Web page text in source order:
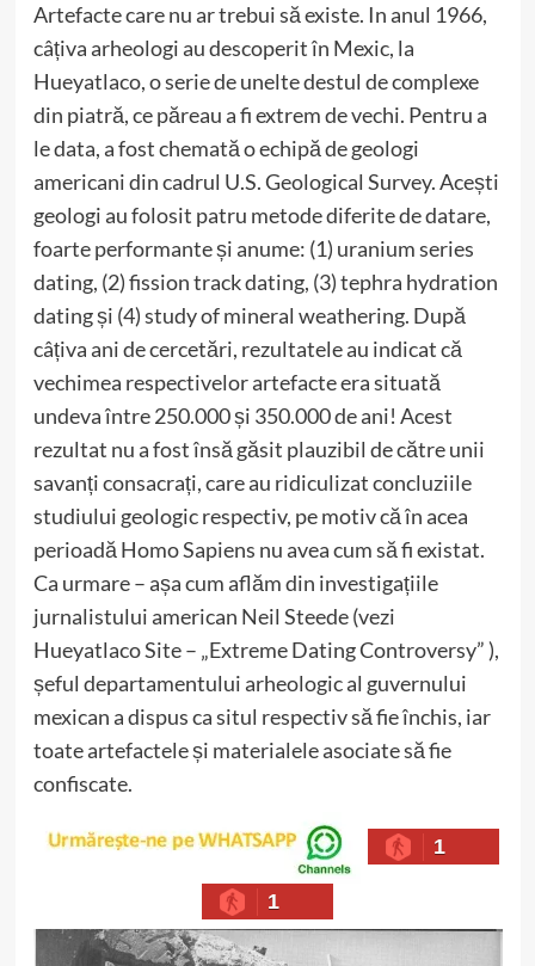
Artefacte care nu ar trebui să existe. In anul 1966,
câțiva arheologi au descoperit în Mexic, la
Hueyatlaco, o serie de unelte destul de complexe
din piatră, ce păreau a fi extrem de vechi. Pentru a
le data, a fost chemată o echipă de geologi
americani din cadrul U.S. Geological Survey. Acești
geologi au folosit patru metode diferite de datare,
foarte performante și anume: (1) uranium series
dating, (2) fission track dating, (3) tephra hydration
dating și (4) study of mineral weathering. După
câțiva ani de cercetări, rezultatele au indicat că
vechimea respectivelor artefacte era situată
undeva între 250.000 și 350.000 de ani! Acest
rezultat nu a fost însă găsit plauzibil de către unii
savanți consacrați, care au ridiculizat concluziile
studiului geologic respectiv, pe motiv că în acea
perioadă Homo Sapiens nu avea cum să fi existat.
Ca urmare – așa cum aflăm din investigațiile
jurnalistului american Neil Steede (vezi
Hueyatlaco Site – „Extreme Dating Controversy” ),
șeful departamentului arheologic al guvernului
mexican a dispus ca situl respectiv să fie închis, iar
toate artefactele și materialele asociate să fie
confiscate.
1
1